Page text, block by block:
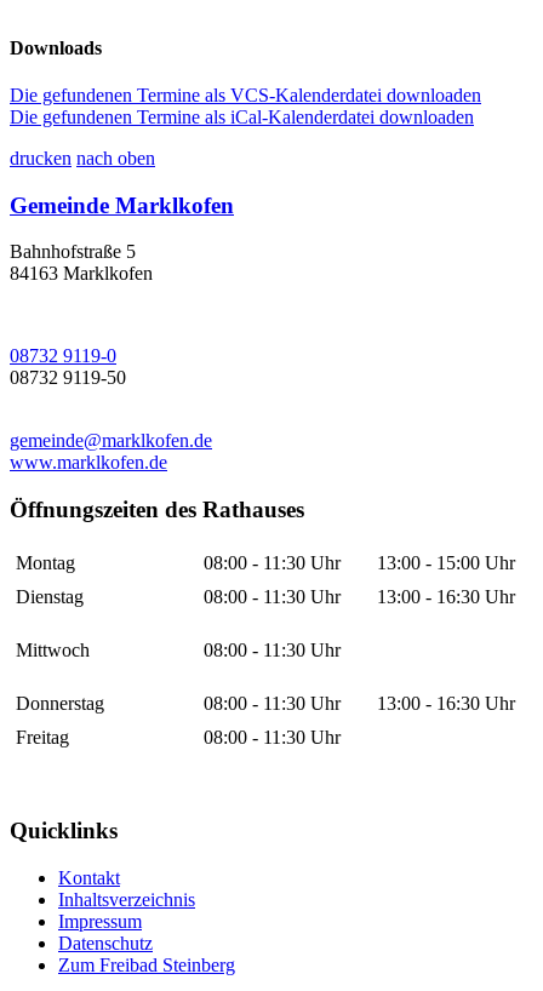
Downloads
Die gefundenen Termine als VCS-Kalenderdatei downloaden
Die gefundenen Termine als iCal-Kalenderdatei downloaden
drucken nach oben
Gemeinde Marklkofen
Bahnhofstraße 5
84163 Marklkofen
08732 9119-0
08732 9119-50
gemeinde@marklkofen.de
www.marklkofen.de
Öffnungszeiten des Rathauses
Montag 08:00 - 11:30 Uhr
13:00 - 15:00 Uhr
Dienstag
08:00 - 11:30 Uhr 13:00 - 16:30 Uhr
Mittwoch 08:00 - 11:30 Uhr
Donnerstag 08:00 - 11:30 Uhr
13:00 - 16:30 Uhr
Freitag
08:00 - 11:30 Uhr
Quicklinks
Kontakt
Inhaltsverzeichnis
Impressum
Datenschutz
Zum Freibad Steinberg